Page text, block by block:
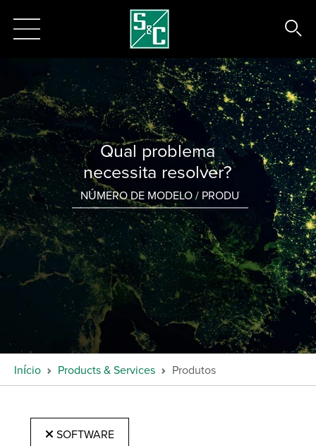
Qual problema
necessita resolver?
Início Products & Services Produtos
SOFTWARE